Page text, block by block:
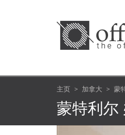
主页 加拿大 蒙
蒙特利尔